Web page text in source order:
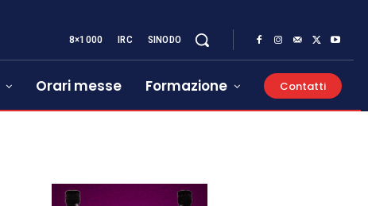
8×1000 IRC SINODO
Orari messe Formazione Contatti